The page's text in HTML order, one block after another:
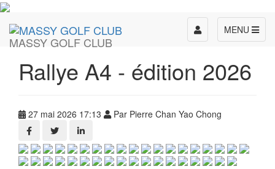
MASSY GOLF CLUB
MENU
Toggle
navigation
Rallye A4 - édition 2026
27 mai 2026 17:13 Par Pierre Chan Yao Chong